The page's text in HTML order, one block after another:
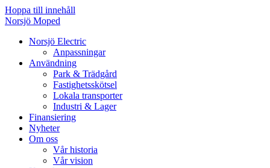
Hoppa till innehåll
Norsjö Moped
Norsjö Electric
Anpassningar
Användning
Park & Trädgård
Fastighetsskötsel
Lokala transporter
Industri & Lager
Finansiering
Nyheter
Om oss
Vår historia
Vår vision